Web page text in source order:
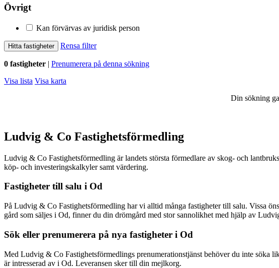
Övrigt
Kan förvärvas av juridisk person
Hitta fastigheter Rensa filter
0 fastigheter | Prenumerera på denna sökning
Visa lista Visa karta
Din sökning
Ludvig & Co Fastighetsförmedling
Ludvig & Co Fastighetsförmedling är landets största förmedlare av skog- och
köp- och investeringskalkyler samt värdering.
Fastigheter till salu i Od
På Ludvig & Co Fastighetsförmedling har vi alltid många fastigheter till salu. Vissa
gård som säljes i Od, finner du din drömgård med stor sannolikhet med hjälp av
Sök eller prenumerera på nya fastigheter i Od
Med Ludvig & Co Fastighetsförmedlings prenumerationstjänst behöver du inte söka
är intresserad av i Od. Leveransen sker till din mejlkorg.